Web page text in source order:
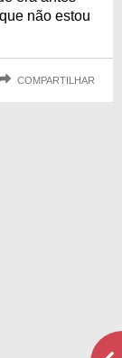
não estou
COMPARTILHAR